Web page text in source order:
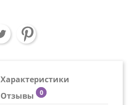
Характеристики
Отзывы
0